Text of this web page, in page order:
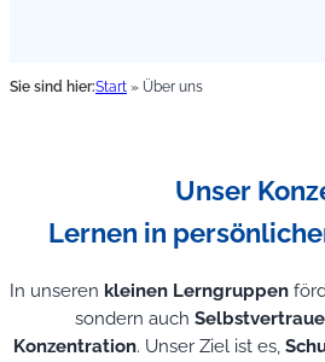
Sie sind hier:Start » Über uns
Unser
Lernen in
In unseren kleinen Lerngruppen
sondern auch
Konzentration. Unser Ziel ist es,